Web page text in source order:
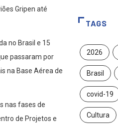
Gripen até
no Brasil e 15
passaram por
na Base Aérea de
nas fases de
de Projetos e
TAGS
2026
Brasil
covid-19
Cultura